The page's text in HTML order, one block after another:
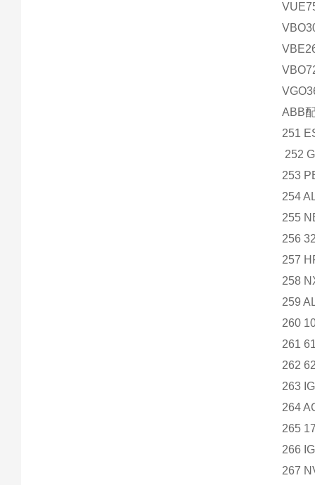
ABB
251
252
253
254
255
256
257
258
259
260
261
262
263
264
265
266
267